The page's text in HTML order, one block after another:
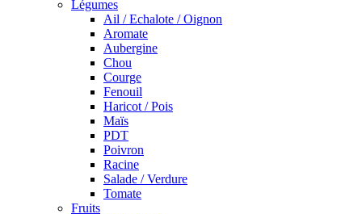
Légumes
Ail / Echalote / Oignon
Aromate
Aubergine
Chou
Courge
Fenouil
Haricot / Pois
Maïs
PDT
Poivron
Racine
Salade / Verdure
Tomate
Fruits